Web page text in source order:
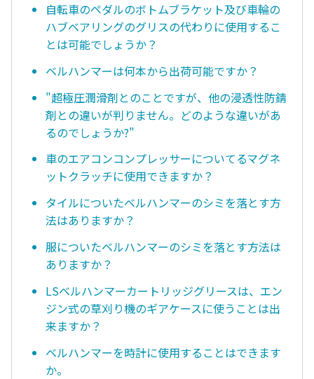
自転車のペダルのボトムブラケット及び車輪の
ハブベアリングのグリスの代わりに使用するこ
とは可能でしょうか？
ベルハンマーは何本から出荷可能ですか？
"超極圧潤滑剤とのことですが、他の浸透性防錆
剤との違いが判りません。どのような違いがあ
るのでしょうか?"
車のエアコンコンプレッサーについてるマグネ
ットクラッチに使用できますか？
タイルについたベルハンマーのシミを落とす方
法はありますか？
服についたベルハンマーのシミを落とす方法は
ありますか？
LSベルハンマーカートリッジグリースは、エン
ジン式の草刈り機のギアケースに使うことは出
来ますか？
ベルハンマーを時計に使用することはできます
か。